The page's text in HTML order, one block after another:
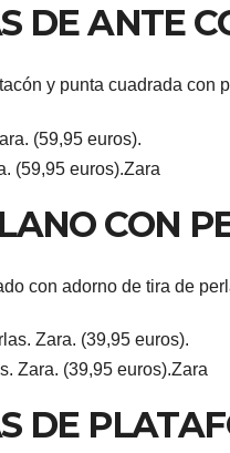
DE ANTE
y punta cuadrada con
(59,95 euros).Zara
CON
con adorno de tira de
Zara. (39,95 euros).Zara
DE